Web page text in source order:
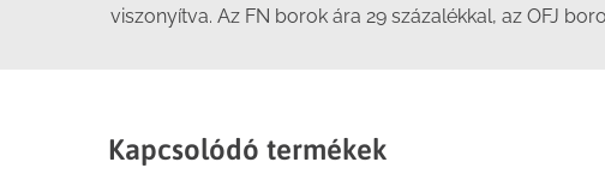
viszonyítva. Az FN borok ára 29 százalékkal, az OFJ
Kapcsolódó termékek